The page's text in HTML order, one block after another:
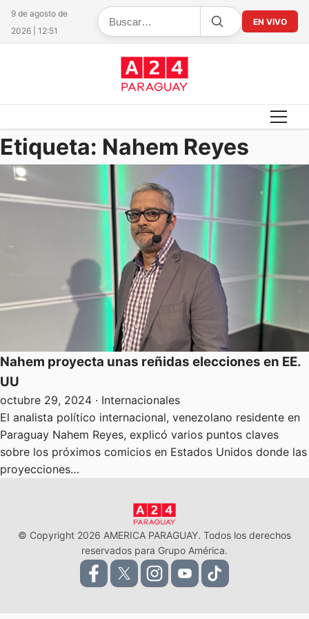
9 de agosto de
2026 | 12:51
EN VIVO
Etiqueta: Nahem Reyes
Nahem proyecta unas reñidas elecciones en EE.
UU
octubre 29, 2024 · Internacionales
El analista político internacional, venezolano residente en
Paraguay Nahem Reyes, explicó varios puntos claves
sobre los próximos comicios en Estados Unidos donde las
proyecciones…
© Copyright 2026 AMERICA PARAGUAY. Todos los derechos
reservados para Grupo América.